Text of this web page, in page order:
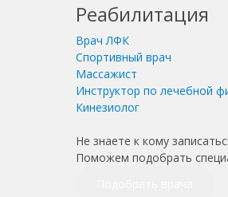
Реабилитация
Врач ЛФК
Спортивный врач
Массажист
Инструктор по лечебной
Кинезиолог
Не знаете к кому
Поможем подобрать